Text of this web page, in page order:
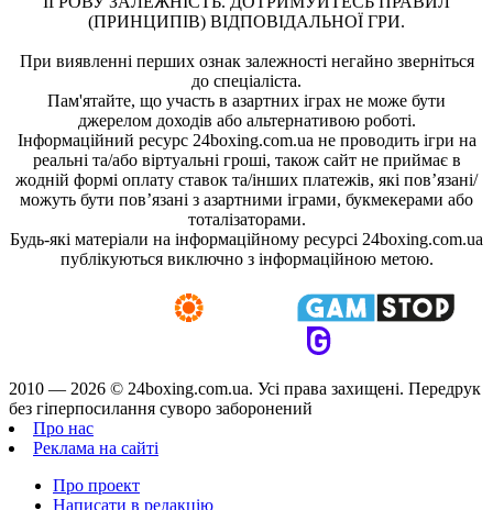
(ПРИНЦИПІВ) ВІДПОВІДАЛЬНОЇ ГРИ.
При виявленні перших ознак залежності негайно зверніться
до спеціаліста.
Пам'ятайте, що участь в азартних іграх не може бути
джерелом доходів або альтернативою роботі.
Інформаційний ресурс 24boxing.com.ua не проводить ігри на
реальні та/або віртуальні гроші, також сайт не приймає в
жодній формі оплату ставок та/інших платежів, які пов’язані/
можуть бути пов’язані з азартними іграми, букмекерами або
тоталізаторами.
Будь-які матеріали на інформаційному ресурсі 24boxing.com.ua
публікуються виключно з інформаційною метою.
2010 — 2026 © 24boxing.com.ua. Усi права захищенi. Передрук
без гіперпосилання суворо заборонений
Про нас
Реклама на сайті
Про проект
Написати в редакцію